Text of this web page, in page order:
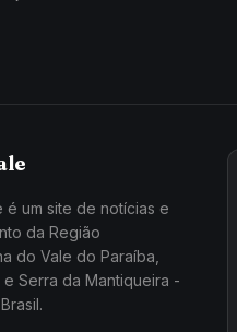
é um site de notícias e
da Região
do Vale do Paraíba,
e Serra da Mantiqueira -